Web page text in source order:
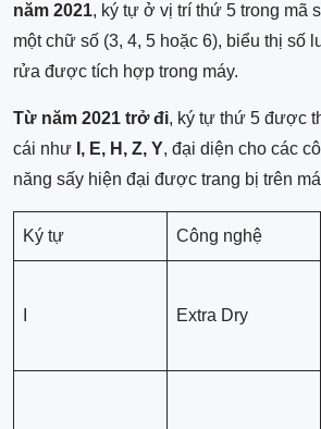
năm 2021, ký tự ở vị trí thứ 5 trong mã
một chữ số (3, 4, 5 hoặc 6), biểu thị số
rửa được tích hợp trong máy.
Từ năm 2021 trở đi, ký tự thứ 5 được
cái như I, E, H, Z, Y, đại diện cho các
năng sấy hiện đại được trang bị trên
Ký tự Công nghệ
Extra Dry